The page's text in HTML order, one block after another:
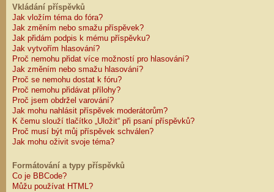
Vkládání příspěvků
Jak vložím téma do fóra?
Jak změním nebo smažu příspěvek?
Jak přidám podpis k mému příspěvku?
Jak vytvořím hlasování?
Proč nemohu přidat více možností pro hlasování?
Jak změním nebo smažu hlasování?
Proč se nemohu dostat k fóru?
Proč nemohu přidávat přílohy?
Proč jsem obdržel varování?
Jak mohu nahlásit příspěvek moderátorům?
K čemu slouží tlačítko „Uložit“ při psaní příspěvků?
Proč musí být můj příspěvek schválen?
Jak mohu oživit svoje téma?
Formátování a typy příspěvků
Co je BBCode?
Můžu používat HTML?